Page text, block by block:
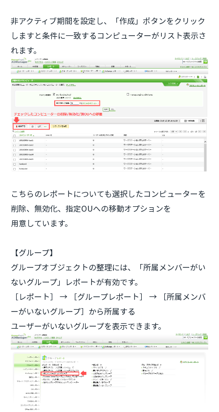
非アクティブ期間を設定し、「作成」ボタンをクリック
しますと条件に一致するコンピューターがリスト表示さ
れます。
こちらのレポートについても選択したコンピューターを
削除、無効化、指定OUへの移動オプションを
用意しています。
【グループ】
グループオブジェクトの整理には、「所属メンバーがい
ないグループ」レポートが有効です。
［レポート］ → ［グループレポート］ → ［所属メンバ
ーがいないグループ］から所属する
ユーザーがいないグループを表示できます。